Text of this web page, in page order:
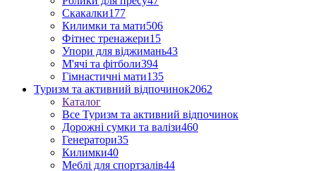
Скакалки177
Килимки та мати506
Фітнес тренажери15
Упори для віджимань43
М'ячі та фітболи394
Гімнастичні мати135
Туризм та активний відпочинок2062
Каталог
Все Туризм та активний відпочинок
Дорожні сумки та валізи460
Генератори35
Килимки40
Меблі для спортзалів44